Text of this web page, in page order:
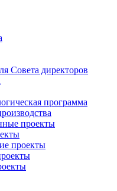
Совета директоров
программа
проекты
проекты